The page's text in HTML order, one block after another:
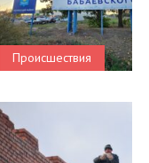
Происшествия